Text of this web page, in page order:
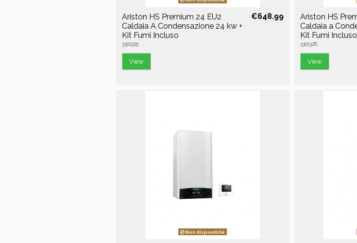
Ariston HS Premium 24 EU2
Caldaia A Condensazione 24 kw +
Kit Fumi Incluso
3301325
€648.99
View
Ariston HS
Caldaia a
Kit Fumi
3301326
View
Non disponibile